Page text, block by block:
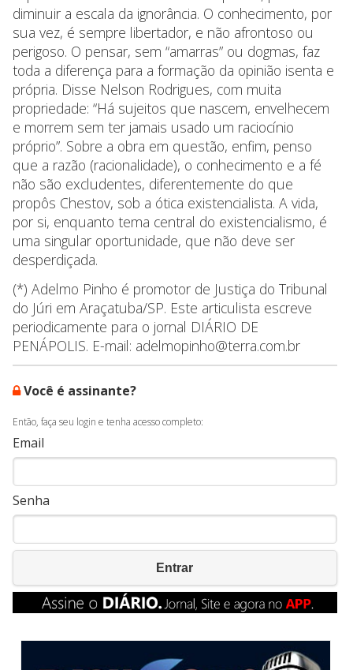
diminuir a escala da ignorância. O conhecimento, por
sua vez, é sempre libertador, e não afrontoso ou
perigoso. O pensar, sem “amarras” ou dogmas, faz
toda a diferença para a formação da opinião isenta e
própria. Disse Nelson Rodrigues, com muita
propriedade: “Há sujeitos que nascem, envelhecem
e morrem sem ter jamais usado um raciocínio
próprio”. Sobre a obra em questão, enfim, penso
que a razão (racionalidade), o conhecimento e a fé
não são excludentes, diferentemente do que
propôs Chestov, sob a ótica existencialista. A vida,
por si, enquanto tema central do existencialismo, é
uma singular oportunidade, que não deve ser
desperdiçada.
(*) Adelmo Pinho é promotor de Justiça do Tribunal
do Júri em Araçatuba/SP. Este articulista escreve
periodicamente para o jornal DIÁRIO DE
PENÁPOLIS. E-mail: adelmopinho@terra.com.br
Você é assinante?
Então, faça seu login e tenha acesso completo:
Email
Senha
Entrar